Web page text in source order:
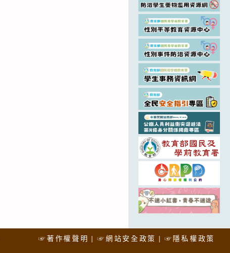
☞著作權聲明 ☞網站安全政策 ☞隱私權政策